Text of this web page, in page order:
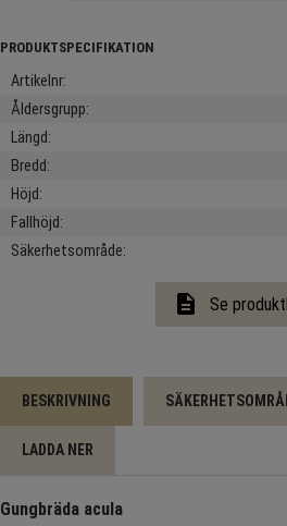
Artikelnr
Åldersgrupp
Längd
Bredd
Höjd
Fallhöjd
Säkerhetsområde
description Se
BESKRIVNING
LADDA NER
Gungbräda acula